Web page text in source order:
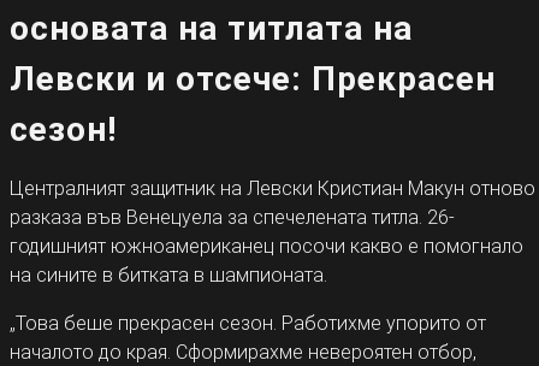
основата на титлата на
Левски и отсече: Прекрасен
сезон!
Централният защитник на Левски Кристиан Макун отново
разказа във Венецуела за спечелената титла. 26-
годишният южноамериканец посочи какво е помогнало
на сините в битката в шампионата.
„Това беше прекрасен сезон. Работихме упорито от
началото до края. Сформирахме невероятен отбор,